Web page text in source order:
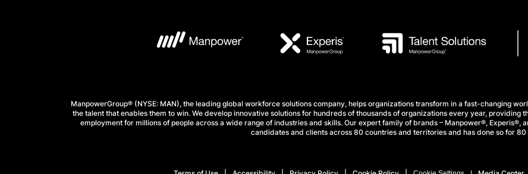
ManpowerGroup® (NYSE: MAN), the leading global workforce solutions company, helps organizations transform in a fast-changing
the talent that enables them to win. We develop innovative solutions for hundreds of thousands of organizations every year, providing
employment for millions of people across a wide range of industries and skills. Our expert family of brands – Manpower®, Experis®,
candidates and clients across 80 countries and territories and has done so for 80